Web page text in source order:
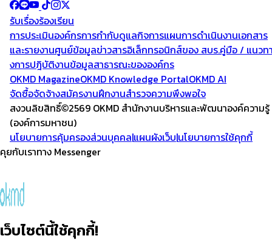
รับเรื่องร้องเรียน
การประเมินองค์กรการกำกับดูแลกิจการแผนการดำเนินงานเอกสาร
และรายงานศูนย์ข้อมูลข่าวสารอิเล็กทรอนิกส์ของ สบร.คู่มือ / แนวท
งการปฎิบัติงานข้อมูลสาธารณะขององค์กร
OKMD MagazineOKMD Knowledge PortalOKMD AI
จัดซื้อจัดจ้างสมัครงานฝึกงานสำรวจความพึงพอใจ
สงวนลิขสิทธิ์ 2569 OKMD สำนักงานบริหารและพัฒนาองค์ความรู้
(องค์การมหาชน)
นโยบายการคุ้มครองส่วนบุคคล|แผนผังเว็บ|นโยบายการใช้คุกกี้
คุยกับเราทาง Messenger
เว็บไซต์นี้ใช้คุกกี้!